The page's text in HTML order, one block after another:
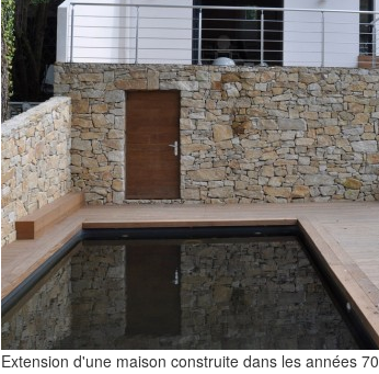
Extension d'une maison construite dans les années 70